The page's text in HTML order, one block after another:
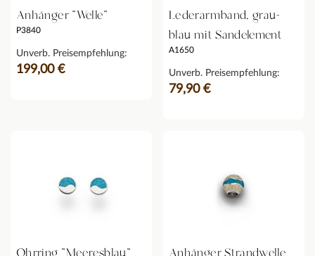
Anhänger "Welle"
P3840
Unverb. Preisempfehlung:
199,00 €
Lederarmband, grau-
blau mit Sandelement
A1650
Unverb. Preisempfehlung:
79,90 €